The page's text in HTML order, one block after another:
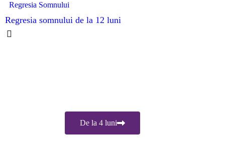
Regresia Somnului
Regresia somnului de la 12 luni
De la 4 luni